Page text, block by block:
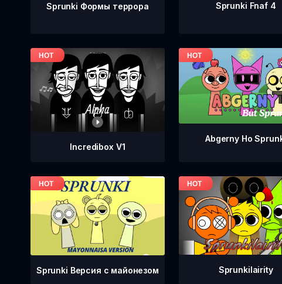
Sprunki Формы террора Sprunki Fnaf 4
Incredibox V1
Abgerny Но
Sprunki Версия с майонезом Sprunkilairity